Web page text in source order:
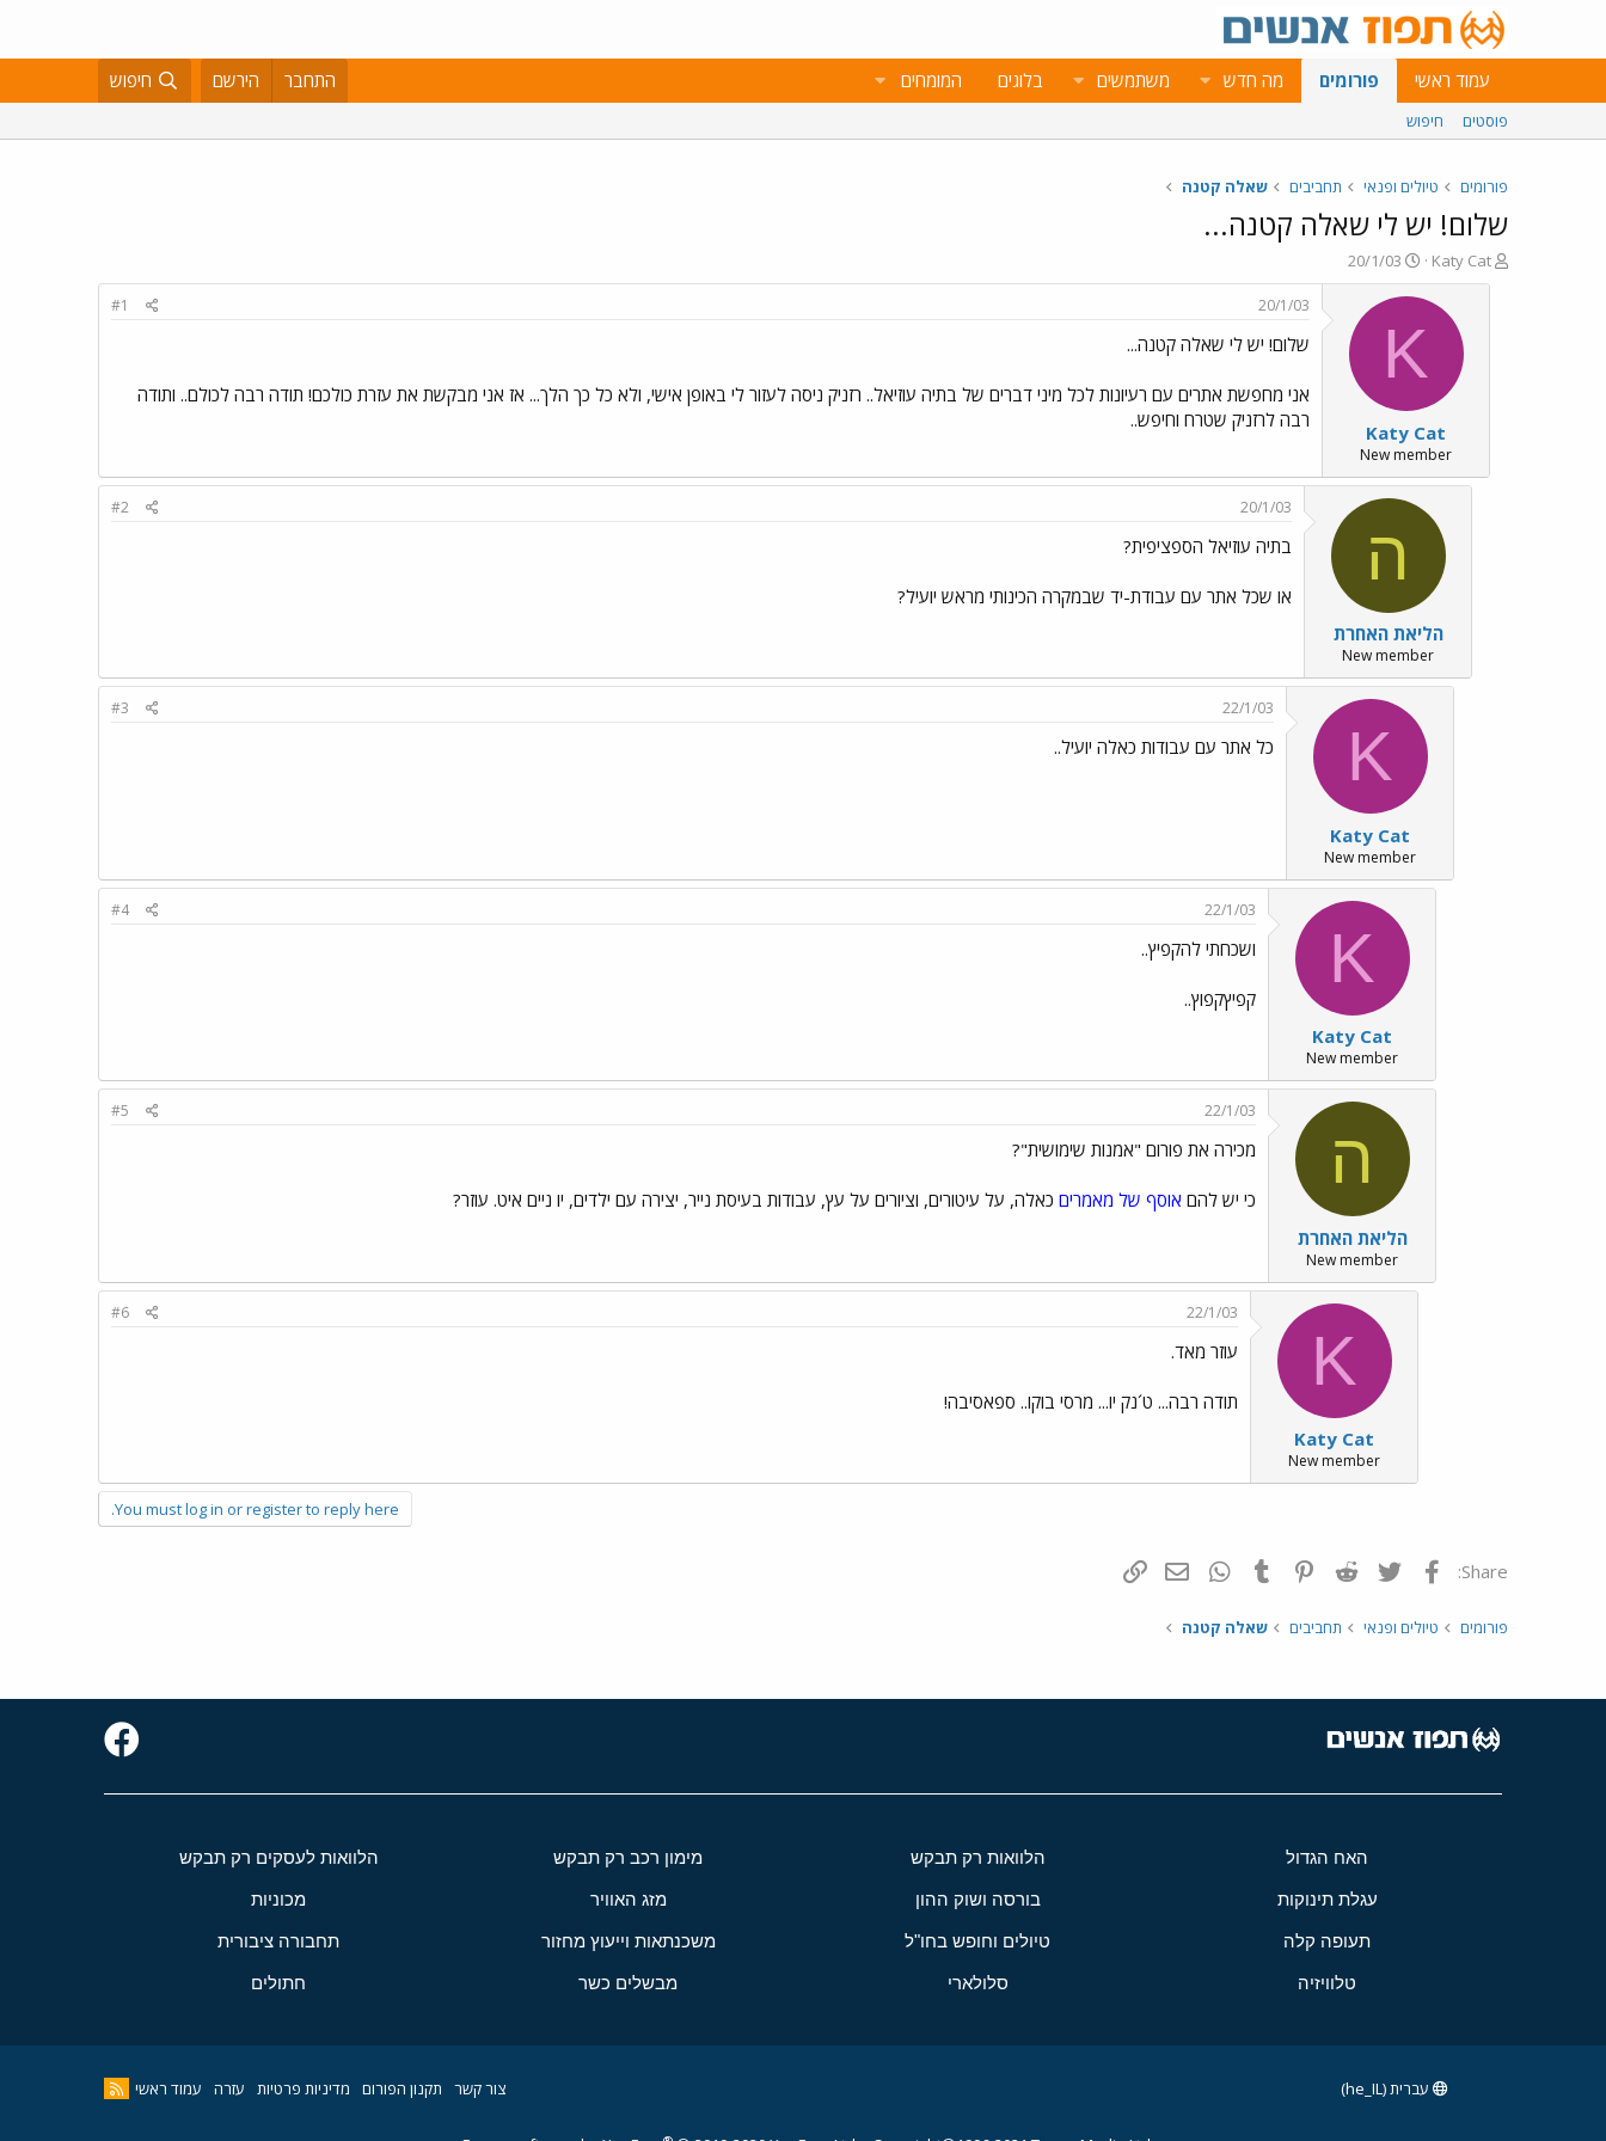
עמוד ראשי פורומים מה חדש משתמשים בלוגים המומחים התחבר הירשם חיפוש
פוסטים חיפוש
פורומים טיולים ופנאי תחביבים שאלה קטנה
שלום! יש לי שאלה קטנה...
פ
ו
Katy Cat
פ
ו
ר
ם
ב
א
ר
י
ך
20/1/03
K
Katy Cat
New member
20/1/03
#1
שלום! יש לי שאלה קטנה...
אני מחפשת אתרים עם רעיונות לכל מיני דברים של בתיה עוזיאל.. רזניק ניסה לעזור לי באופן אישי, ולא כל כך הלך... אז אני מבקשת את עזרת כולכם! תודה רבה לכולם.. ותודה
רבה לרזניק שטרח וחיפש..
ה
הליאת האחרת
New member
20/1/03
#2
בתיה עוזיאל הספציפית?
או שכל אתר עם עבודת-יד שבמקרה הכינותי מראש יועיל?
K
Katy Cat
New member
22/1/03
#3
כל אתר עם עבודות כאלה יועיל..
K
Katy Cat
New member
22/1/03
#4
ושכחתי להקפיץ..
קפיץקפוץ..
ה
הליאת האחרת
New member
22/1/03
#5
מכירה את פורום "אמנות שימושית"?
כי יש להם אוסף של מאמרים כאלה, על עיטורים, וציורים על עץ, עבודות בעיסת נייר, יצירה עם ילדים, יו ניים איט. עוזר?
K
Katy Cat
New member
22/1/03
#6
עוזר מאד.
תודה רבה... ט´נק יו... מרסי בוקו.. ספאסיבה!
You must log in or register to reply here.
Share: פייסבוק Twitter
Reddit
Pinterest
Tumblr
WhatsAppדואר אלקטרוני
פורומים טיולים ופנאי תחביבים שאלה קטנה
האח הגדול הלוואות רק תבקש מימון רכב רק תבקש הלוואות לעסקים רק תבקש
עגלת תינוקות בורסה ושוק ההון מזג האוויר מכוניות
תעופה קלה טיולים וחופש בחו"ל משכנתאות וייעוץ מחזור תחבורה ציבורית
טלוויזיה סלולארי מבשלים כשר חתולים
צור קשר תקנון הפורום מדיניות פרטיות עזרה עמוד ראשי עברית (he_IL)